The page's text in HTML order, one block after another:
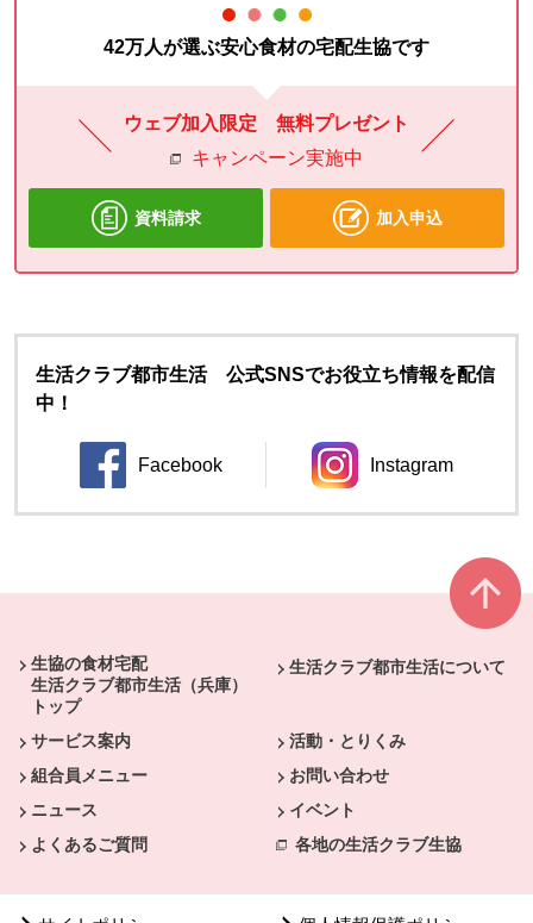
42万人が選ぶ安心食材の宅配生協です
ウェブ加入限定 無料プレゼント
キャンペーン実施中
資料請求 加入申込
生活クラブ都市生活 公式SNSでお役立ち情報を配信
中！
Facebook
別のウィンドウで開きます。
Instagram
別のウィンドウ
生協の食材宅配
生活クラブ都市生活（兵庫）
トップ
生活クラブ都市生活について
サービス案内
活動・とりくみ
組合員メニュー
お問い合わせ
ニュース
イベント
よくあるご質問
各地の生活クラブ生協